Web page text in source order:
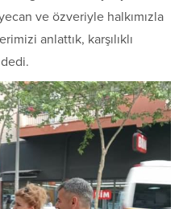
ve özveriyle halkımızla
anlattık, karşılıklı